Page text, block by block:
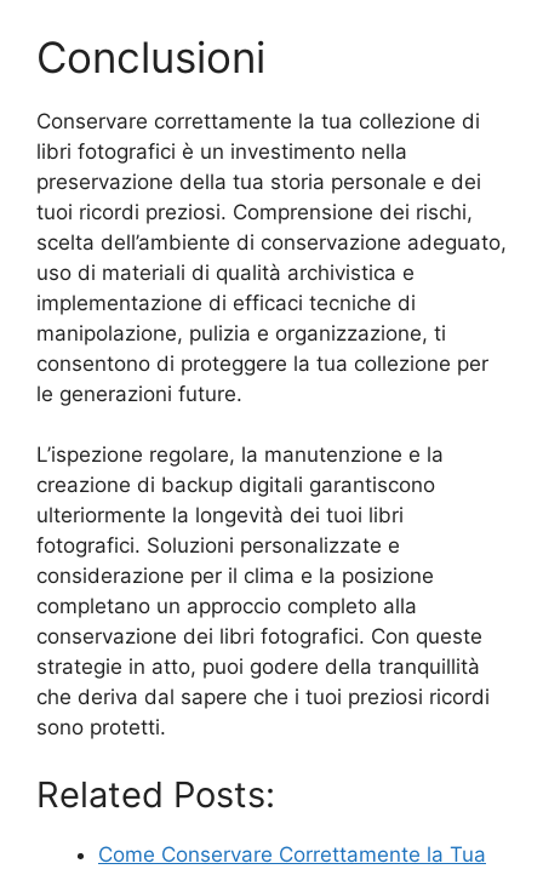
Conclusioni
Conservare correttamente la tua collezione di
libri fotografici è un investimento nella
preservazione della tua storia personale e dei
tuoi ricordi preziosi. Comprensione dei rischi,
scelta dell’ambiente di conservazione adeguato,
uso di materiali di qualità archivistica e
implementazione di efficaci tecniche di
manipolazione, pulizia e organizzazione, ti
consentono di proteggere la tua collezione per
le generazioni future.
L’ispezione regolare, la manutenzione e la
creazione di backup digitali garantiscono
ulteriormente la longevità dei tuoi libri
fotografici. Soluzioni personalizzate e
considerazione per il clima e la posizione
completano un approccio completo alla
conservazione dei libri fotografici. Con queste
strategie in atto, puoi godere della tranquillità
che deriva dal sapere che i tuoi preziosi ricordi
sono protetti.
Related Posts:
Come Conservare Correttamente la Tua